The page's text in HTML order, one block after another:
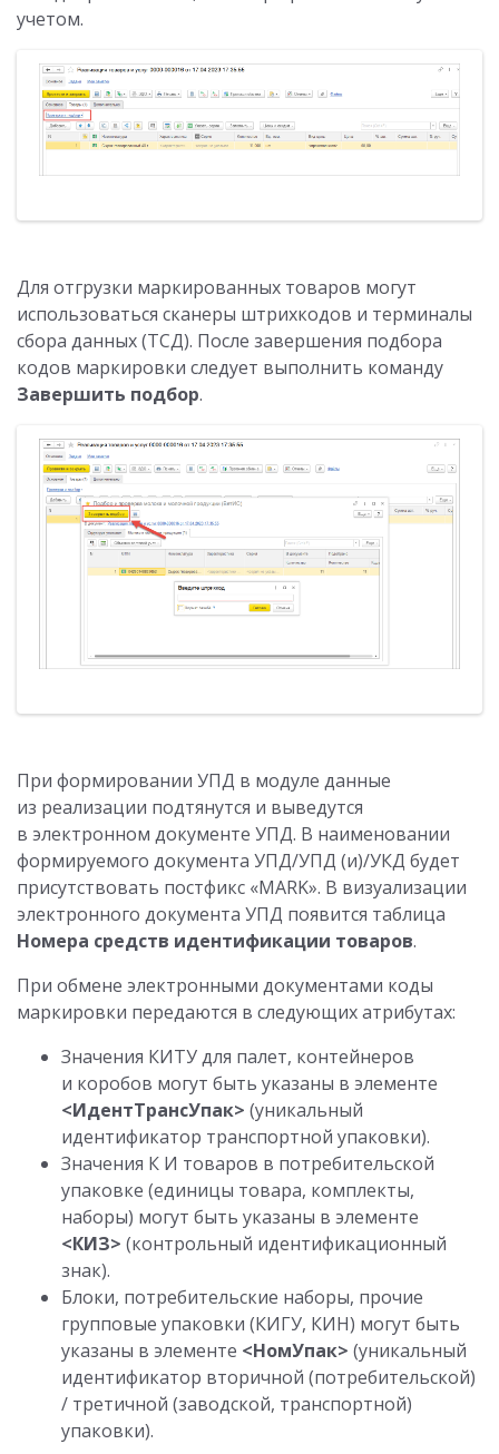
учетом.
Для отгрузки маркированных товаров могут
использоваться сканеры штрихкодов и терминалы
сбора данных (ТСД). После завершения подбора
кодов маркировки следует выполнить команду
Завершить подбор.
При формировании УПД в модуле данные
из реализации подтянутся и выведутся
в электронном документе УПД. В наименовании
формируемого документа УПД/УПД (и)/УКД будет
присутствовать постфикс «MARK». В визуализации
электронного документа УПД появится таблица
Номера средств идентификации товаров.
При обмене электронными документами коды
маркировки передаются в следующих атрибутах:
Значения КИТУ для палет, контейнеров
и коробов могут быть указаны в элементе
<ИдентТрансУпак> (уникальный
идентификатор транспортной упаковки).
Значения К И товаров в потребительской
упаковке (единицы товара, комплекты,
наборы) могут быть указаны в элементе
<КИЗ> (контрольный идентификационный
знак).
Блоки, потребительские наборы, прочие
групповые упаковки (КИГУ, КИН) могут быть
указаны в элементе <НомУпак> (уникальный
идентификатор вторичной (потребительской)
/ третичной (заводской, транспортной)
упаковки).